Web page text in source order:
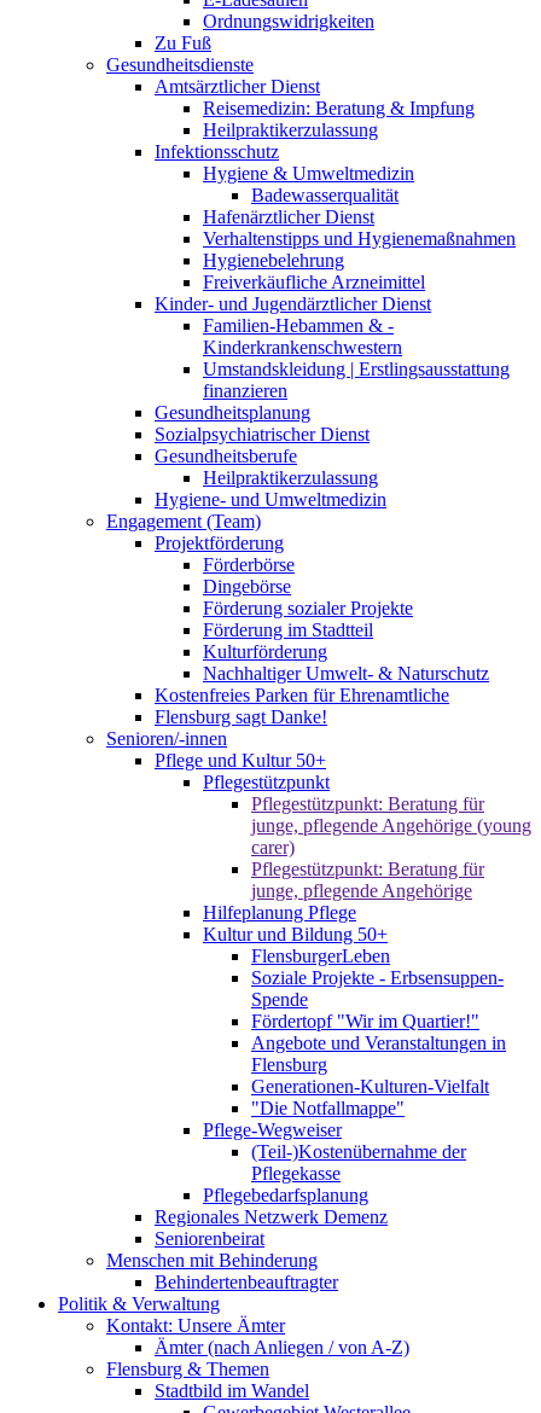
Ordnungswidrigkeiten
Zu Fuß
Gesundheitsdienste
Amtsärztlicher Dienst
Reisemedizin: Beratung & Impfung
Heilpraktikerzulassung
Infektionsschutz
Hygiene & Umweltmedizin
Badewasserqualität
Hafenärztlicher Dienst
Verhaltenstipps und Hygienemaßnahmen
Hygienebelehrung
Freiverkäufliche Arzneimittel
Kinder- und Jugendärztlicher Dienst
Familien-Hebammen & -
Kinderkrankenschwestern
Umstandskleidung | Erstlingsausstattung
finanzieren
Gesundheitsplanung
Sozialpsychiatrischer Dienst
Gesundheitsberufe
Heilpraktikerzulassung
Hygiene- und Umweltmedizin
Engagement (Team)
Projektförderung
Förderbörse
Dingebörse
Förderung sozialer Projekte
Förderung im Stadtteil
Kulturförderung
Nachhaltiger Umwelt- & Naturschutz
Kostenfreies Parken für Ehrenamtliche
Flensburg sagt Danke!
Senioren/-innen
Pflege und Kultur 50+
Pflegestützpunkt
Pflegestützpunkt: Beratung für
junge, pflegende Angehörige (young
carer)
Pflegestützpunkt: Beratung für
junge, pflegende Angehörige
Hilfeplanung Pflege
Kultur und Bildung 50+
FlensburgerLeben
Soziale Projekte - Erbsensuppen-
Spende
Fördertopf "Wir im Quartier!"
Angebote und Veranstaltungen in
Flensburg
Generationen-Kulturen-Vielfalt
"Die Notfallmappe"
Pflege-Wegweiser
(Teil-)Kostenübernahme der
Pflegekasse
Pflegebedarfsplanung
Regionales Netzwerk Demenz
Seniorenbeirat
Menschen mit Behinderung
Behindertenbeauftragter
Politik & Verwaltung
Kontakt: Unsere Ämter
Ämter (nach Anliegen / von A-Z)
Flensburg & Themen
Stadtbild im Wandel